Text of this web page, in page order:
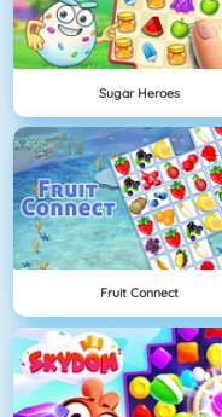
Sugar Heroes
Fruit Connect